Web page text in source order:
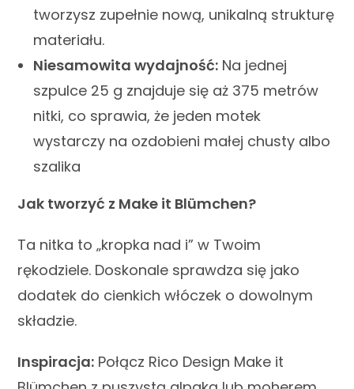
tworzysz zupełnie nową, unikalną strukturę
materiału.
Niesamowita wydajność: Na jednej
szpulce 25 g znajduje się aż 375 metrów
nitki, co sprawia, że jeden motek
wystarczy na ozdobieni małej chusty albo
szalika
Jak tworzyć z Make it Blümchen?
Ta nitka to „kropka nad i” w Twoim
rękodziele. Doskonale sprawdza się jako
dodatek do cienkich włóczek o dowolnym
składzie.
Inspiracja: Połącz Rico Design Make it